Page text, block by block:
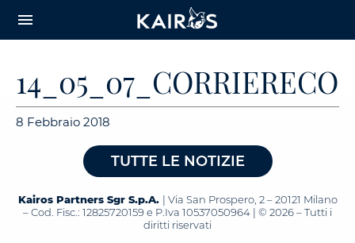
CONTENT
menu
8 Febbraio 2018
TUTTE LE NOTIZIE
Kairos Partners Sgr S.p.A. | Via San Prospero, 2 – 20121 Milano
– Cod. Fisc.: 12825720159 e P.Iva 10537050964 | © 2026 – Tutti i
diritti riservati